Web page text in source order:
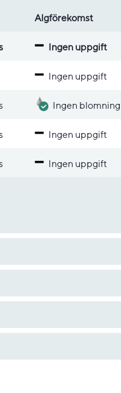
Alg­före­komst
Ingen uppgift
Ingen uppgift
Ingen blomning
Ingen uppgift
Ingen uppgift